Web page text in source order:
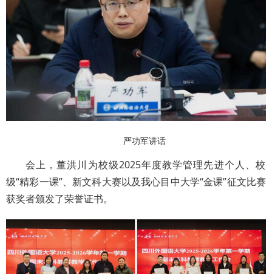
严功军讲话
会上，董洪川为校级2025年度教学管理先进个人、校
级“精彩一课”、新文科大赛以及我心目中大学“金课”征文比赛
获奖者颁发了荣誉证书。